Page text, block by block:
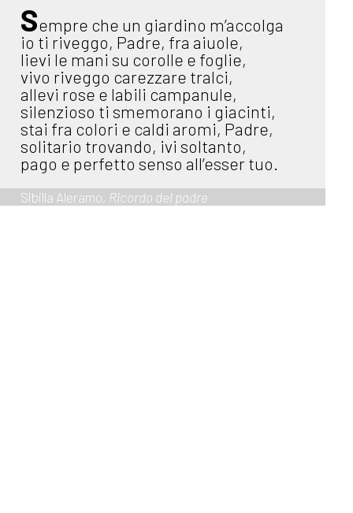
Sempre che un giardino m’accolga
io ti riveggo, Padre, fra aiuole,
lievi le mani su corolle e foglie,
vivo riveggo carezzare tralci,
allevi rose e labili campanule,
silenzioso ti smemorano i giacinti,
stai fra colori e caldi aromi, Padre,
solitario trovando, ivi soltanto,
pago e perfetto senso all’esser tuo.
Sibilla Aleramo, Ricordo del padre